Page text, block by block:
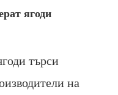
ягоди
търси
на